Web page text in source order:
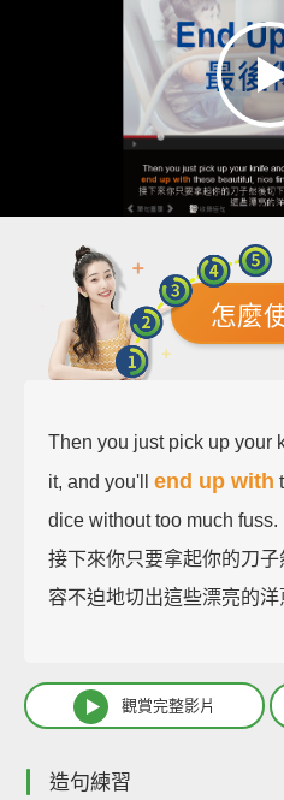
怎麼
Then you just pick up your
it, and you'll end up with
dice without too much fuss.
接下來你只要拿起你的刀
容不迫地切出這些漂亮的洋
觀賞完整影片
造句練習